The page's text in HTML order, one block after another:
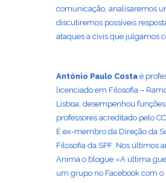
comunicação, analisaremos
discutiremos possíveis
ataques a civis que julgamos
António Paulo Costa é
licenciado em Filosofia –
Lisboa, desempenhou
professores acreditado pelo
É ex-membro da Direção da
Filosofia da SPF. Nos últimos
Anima o blogue «A última
um grupo no Facebook com